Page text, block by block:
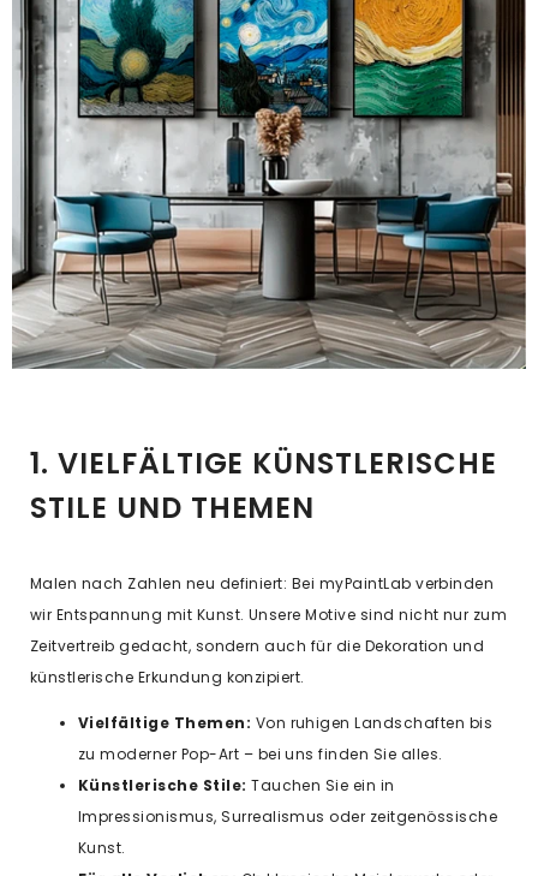
1. VIELFÄLTIGE KÜNSTLERISCHE
STILE UND THEMEN
Malen nach Zahlen neu definiert: Bei myPaintLab verbinden
wir Entspannung mit Kunst. Unsere Motive sind nicht nur zum
Zeitvertreib gedacht, sondern auch für die Dekoration und
künstlerische Erkundung konzipiert.
Vielfältige Themen: Von ruhigen Landschaften bis
zu moderner Pop-Art – bei uns finden Sie alles.
Künstlerische Stile: Tauchen Sie ein in
Impressionismus, Surrealismus oder zeitgenössische
Kunst.